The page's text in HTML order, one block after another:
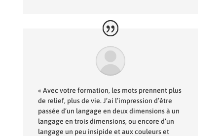
« Avec votre formation, les mots prennent plus
de relief, plus de vie. J’ai l’impression d’être
passée d’un langage en deux dimensions à un
langage en trois dimensions, ou encore d’un
langage un peu insipide et aux couleurs et